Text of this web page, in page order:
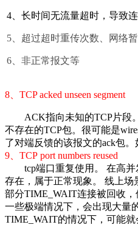
4、长时间无流量超时，导致
5、超过超时重传次数、网络
6、非正常报文等
8、TCP acked unseen segment
ACK指向未知的TCP片段
不存在的TCP包。很可能是
了对端反馈的该报文的ack包。
9、TCP port numbers reused
tcp端口重复使用。
在高并
存在，属于正常现象。
线上场
部分TIME_WAIT连接被回收
一些极端情况下，会出现大量
TIME_WAIT的情况下，可能就